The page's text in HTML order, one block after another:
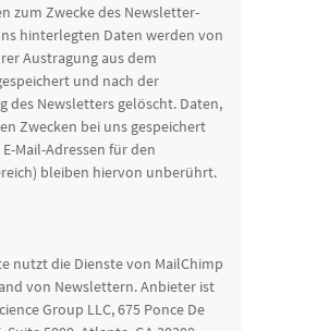
zum Zwecke des Newsletter-
hinterlegten Daten werden von
Austragung aus dem
und nach der
des Newsletters gelöscht. Daten,
Zwecken bei uns gespeichert
Mail-Adressen für den
bleiben hiervon unberührt.
nutzt die Dienste von MailChimp
von Newslettern. Anbieter ist
Group LLC, 675 Ponce De